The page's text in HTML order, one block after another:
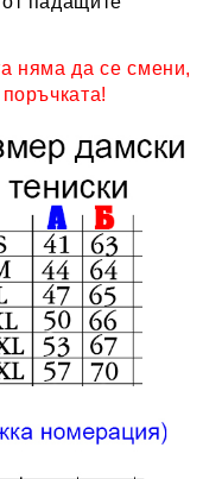
няма да се смени,